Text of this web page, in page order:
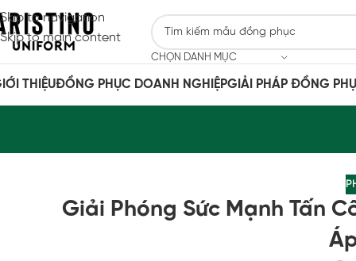
Skip to navigation
Skip to main content
CHỌN DANH MỤC
THIỆUĐỒNG PHỤC DOANH NGHIỆPGIẢI PHÁP ĐỒNG
Giải Phóng Sức Mạnh Tấn